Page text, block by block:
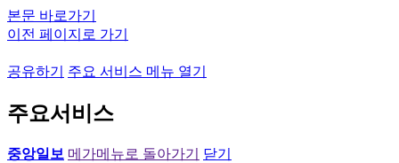
본문 바로가기
이전 페이지로 가기
공유하기 주요 서비스 메뉴 열기
주요서비스
중앙일보 메가메뉴로 돌아가기
닫기